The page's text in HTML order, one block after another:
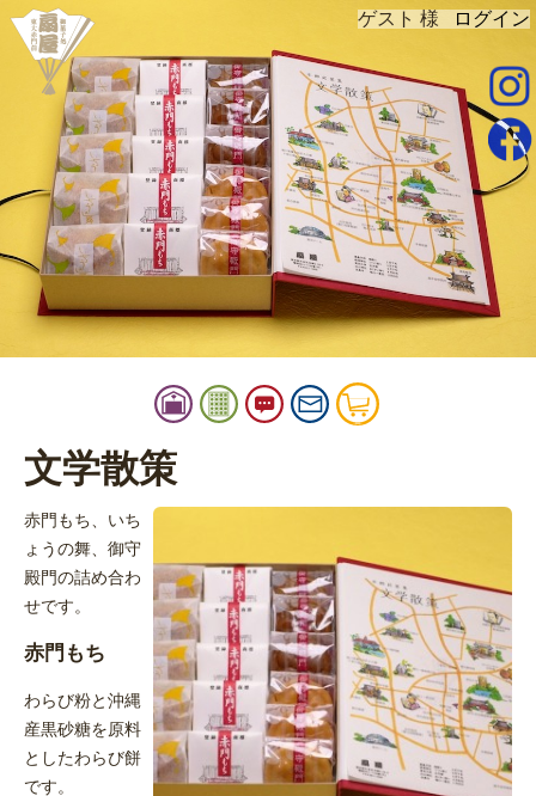
扇屋
ゲスト 様 ログイン
扇
屋
御
品
お
知
お
問
文学散策
赤門もち、いち
ょうの舞、御守
殿門の詰め合わ
せです。
赤門もち
わらび粉と沖縄
産黒砂糖を原料
としたわらび餅
です。
instagram
facebook